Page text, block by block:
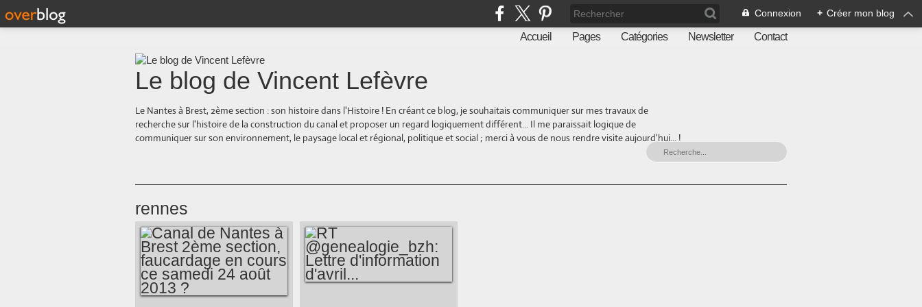
Connexion + Créer mon blog
Accueil Pages Catégories Newsletter Contact
Le blog de Vincent Lefèvre
Le Nantes à Brest, 2ème section : son histoire dans l'Histoire ! En créant ce blog, je souhaitais communiquer sur mes travaux de
recherche sur l'histoire de la construction du canal et proposer un regard logiquement différent... Il me paraissait logique de
communiquer sur son environnement, le paysage local et régional, politique et social ; merci à vous de nous rendre visite aujourd'hui... !
rennes